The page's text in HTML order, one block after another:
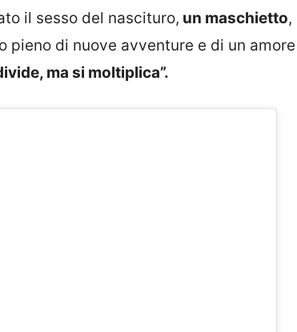
il sesso del nascituro, un maschietto
pieno di nuove avventure e di un
ma si moltiplica”.